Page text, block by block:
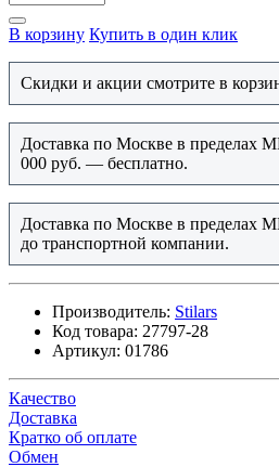
В корзину Купить в один клик
Скидки и акции смотрите в
Доставка по Москве в
000 руб. — бесплатно.
Доставка по Москве в пределах
до транспортной компании.
Производитель: Stilars
Код товара: 27797-28
Артикул: 01786
Качество
Доставка
Кратко об оплате
Обмен